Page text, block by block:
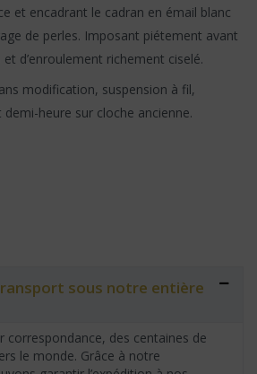
et encadrant le cadran en émail blanc
de perles. Imposant piétement avant
d’enroulement richement ciselé.
modification, suspension à fil,
heure sur cloche ancienne.
sous notre entière
correspondance, des centaines de
le monde. Grâce à notre